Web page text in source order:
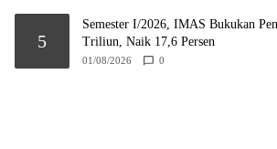
5
Semester I/2026, IMAS Bukukan
Triliun, Naik 17,6 Persen
01/08/2026 0